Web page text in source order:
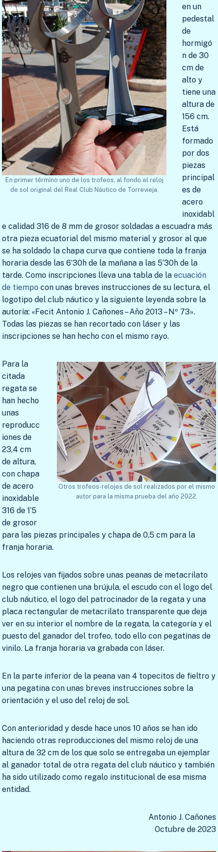
En primer término uno de los trofeos, al fondo el reloj
de sol original del Real Club Náutico de Torrevieja.
en un
pedestal
de
hormigó
n de 30
cm de
alto y
tiene una
altura de
156 cm.
Está
formado
por dos
piezas
principal
es de
acero
inoxidabl
e calidad 316 de 8 mm de grosor soldadas a escuadra más
otra pieza ecuatorial del mismo material y grosor al que
se ha soldado la chapa curva que contiene toda la franja
horaria desde las 6’30h de la mañana a las 5’30h de la
tarde. Como inscripciones lleva una tabla de la ecuación
de tiempo con unas breves instrucciones de su lectura, el
logotipo del club náutico y la siguiente leyenda sobre la
autoría: «Fecit Antonio J. Cañones – Año 2013 – Nº 73».
Todas las piezas se han recortado con láser y las
inscripciones se han hecho con el mismo rayo.
Otros trofeos-relojes de sol realizados por el mismo
autor para la misma prueba del año 2022.
Para la
citada
regata se
han hecho
unas
reproducc
iones de
23,4 cm
de altura,
con chapa
de acero
inoxidable
316 de 1’5
de grosor
para las piezas principales y chapa de 0,5 cm para la
franja horaria.
Los relojes van fijados sobre unas peanas de metacrilato
negro que contienen una brújula, el escudo con el logo del
club náutico, el logo del patrocinador de la regata y una
placa rectangular de metacrilato transparente que deja
ver en su interior el nombre de la regata, la categoría y el
puesto del ganador del trofeo, todo ello con pegatinas de
vinilo. La franja horaria va grabada con láser.
En la parte inferior de la peana van 4 topecitos de fieltro y
una pegatina con unas breves instrucciones sobre la
orientación y el uso del reloj de sol.
Con anterioridad y desde hace unos 10 años se han ido
haciendo otras reproducciones del mismo reloj de una
altura de 32 cm de los que solo se entregaba un ejemplar
al ganador total de otra regata del club náutico y también
ha sido utilizado como regalo institucional de esa misma
entidad.
Antonio J. Cañones
Octubre de 2023